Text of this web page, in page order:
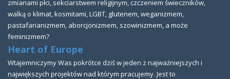
zmianami płci, sekciarstwem religijnym, czczeniem świeczników,
walką o klimat, kosmitami, LGBT, glutenem, weganizmem,
pastafarianizmem, aborcjonizmem, szowinizmem, a może
feminizmem?
Heart of Europe
Wtajemniczymy Was pokrótce dziś w jeden z najważniejszych i
największych projektów nad którym pracujemy. Jest to